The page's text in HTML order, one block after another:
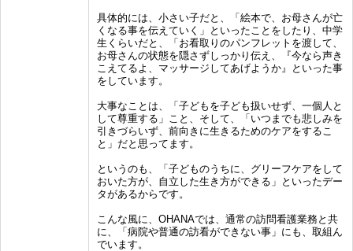
具体的には、小さい子だと、「絵本で、お母さんが亡
くなる事を伝えていく」といったことをしたり、中学
生くらいだと、「お看取りのパンフレットを渡して、
お母さんの状態を隠さずしっかり伝え、『今なら声き
こえてるよ、マッサージしてあげようか』といった事
をしています。
大事なことは、「子どもを子ども扱いせず、一個人と
して尊重する」こと、そして、「いつまでも悲しみを
引きづらいず、前向きに生きるためのケアをするこ
と」だと思ってます。
というのも、「子どものうちに、グリーフケアをして
おいた方が、自立した生き方ができる」といったデー
タがあるからです。
こんな風に、OHANAでは、通常の訪問看護業務と共
に、「病院や普通の訪看ができない事」にも、取組ん
でいます。